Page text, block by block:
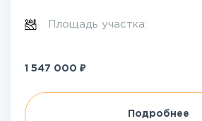
Площадь участка:
1 547 000 ₽
Подробнее